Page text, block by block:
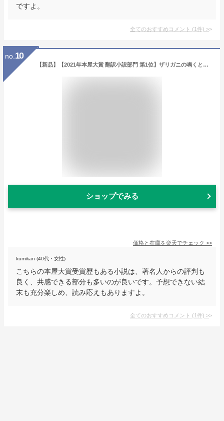
ですよ。
全てのおすすめコメント (1件) >
no. 10
【新品】【2021年本屋大賞 翻訳小説部門 第1位】ザリガニの鳴くところ [単行本（ソフトカバー）] ディーリア・オーエンズ; 友廣純
ショップでみる
価格と在庫を楽天でチェック >>
kumikan (40代・女性)
こちらの本屋大賞受賞歴もある小説は、著名人からの評判も
良く、共感できる部分も多いのが良いです。予想できない結
末も充分楽しめ、読み応えもありますよ。
全てのおすすめコメント (1件) >